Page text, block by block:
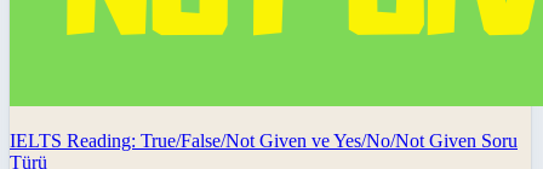
IELTS Reading: True/False/Not Given ve Yes/No/Not Given Soru
Türü